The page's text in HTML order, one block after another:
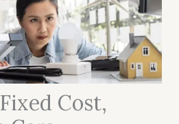
Cost,